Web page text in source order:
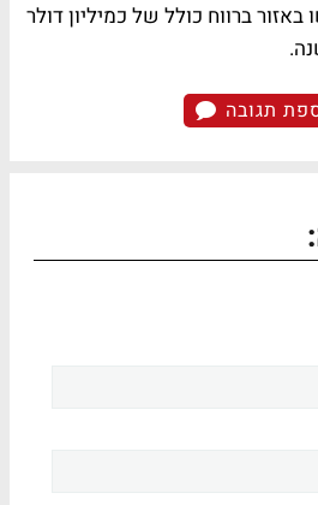
ברווח כולל של כמיליון דולר
תגובה